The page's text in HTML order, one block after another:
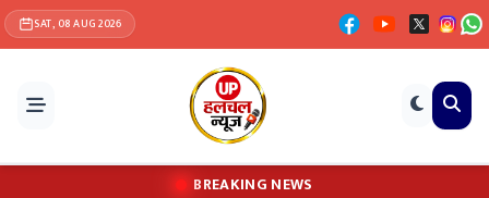
SAT, 08 AUG 2026
BREAKING NEWS